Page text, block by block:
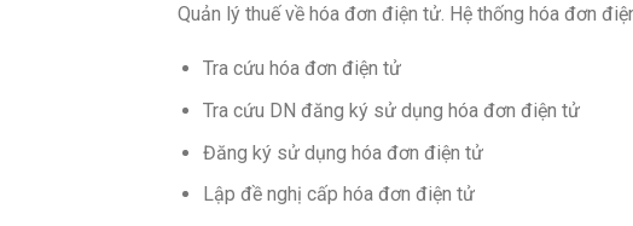
Quản lý thuế về hóa đơn điện tử. Hệ thống hóa đơn
Tra cứu hóa đơn điện tử
Tra cứu DN đăng ký sử dụng hóa đơn điện tử
Đăng ký sử dụng hóa đơn điện tử
Lập đề nghị cấp hóa đơn điện tử